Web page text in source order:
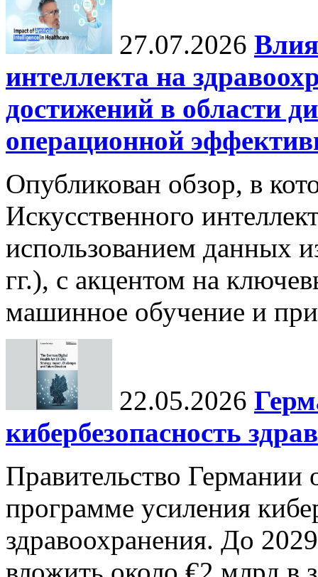
27.07.2026
интеллекта на
достижений в области
операционной
Опубликован обзор, в
Искусственного
использованием данных
гг.), с акцентом на
машинное обучение и
22.05.2026
кибербезопасность
Правительство
программе усиления
здравоохранения. До